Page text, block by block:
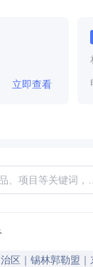
立即查看
区｜锡林郭勒盟